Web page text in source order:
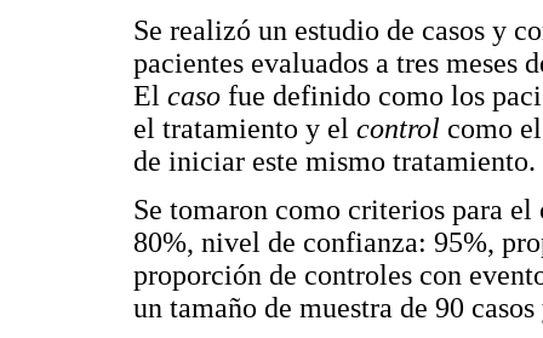
Se realizó un estudio de casos y
pacientes evaluados a tres meses
El caso fue definido como los
el tratamiento y el control como
de iniciar este mismo tratamiento.
Se tomaron como criterios para
80%, nivel de confianza: 95%,
proporción de controles con
un tamaño de muestra de 90